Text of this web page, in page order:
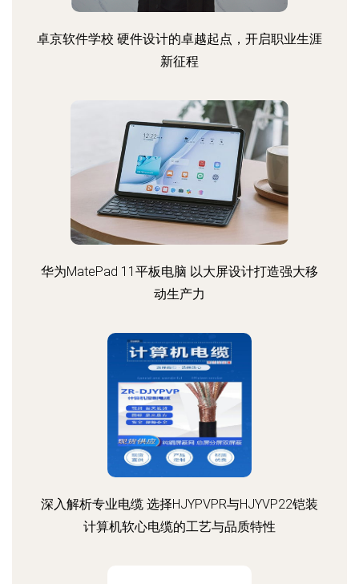
卓京软件学校 硬件设计的卓越起点，开启职业生涯
新征程
华为MatePad 11平板电脑 以大屏设计打造强大移
动生产力
深入解析专业电缆 选择HJYPVPR与HJYVP22铠装
计算机软心电缆的工艺与品质特性